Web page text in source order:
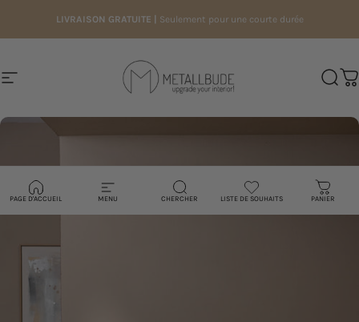
LIVRAISON GRATUITE | Seulement pour une courte durée
Navigation Metallbude
PAGE D'ACCUEIL MENU CHERCHER LISTE DE SOUHAITS PANIER